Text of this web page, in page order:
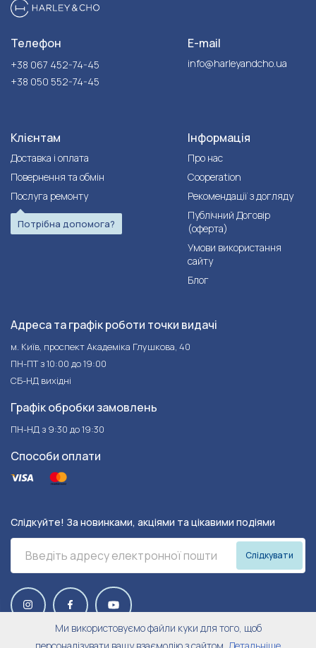
Телефон
+38 067 452-74-45
+38 050 552-74-45
E-mail
info@harleyandcho.ua
Клієнтам
Доставка і оплата
Повернення та обмін
Послуга ремонту
Потрібна допомога?
Інформація
Про нас
Cooperation
Рекомендації з догляду
Публічний Договір
(оферта)
Умови використання
сайту
Блог
Адреса та графік роботи точки видачі
м. Київ, проспект Академіка Глушкова, 40
ПН-ПТ з 10:00 до 19:00
СБ-НД вихідні
Графік обробки замовлень
ПН-НД з 9:30 до 19:30
Способи оплати
Слідкуйте! За новинками, акціями та цікавими подіями
Слідкувати
Ми використовуємо файли куки для того, щоб